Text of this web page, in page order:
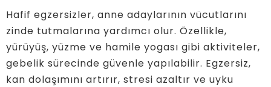
Hafif egzersizler, anne adaylarının vücutlarını
zinde tutmalarına yardımcı olur. Özellikle,
yürüyüş, yüzme ve hamile yogası gibi aktiviteler,
gebelik sürecinde güvenle yapılabilir. Egzersiz,
kan dolaşımını artırır, stresi azaltır ve uyku